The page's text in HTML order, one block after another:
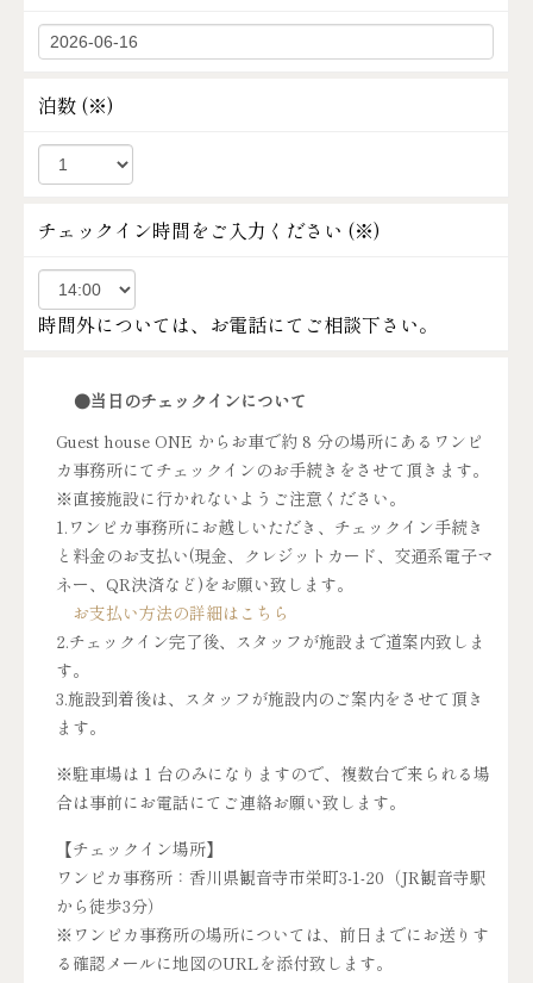
泊数 (※)
チェックイン時間をご入力ください (※)
時間外については、お電話にてご相談下さい。
●当日のチェックインについて
Guest house ONE からお車で約 8 分の場所にあるワンピ
カ事務所にてチェックインのお手続きをさせて頂きます。
※直接施設に行かれないようご注意ください。
1.ワンピカ事務所にお越しいただき、チェックイン手続き
と料金のお支払い(現金、クレジットカード、交通系電子マ
ネー、QR決済など)をお願い致します。
お支払い方法の詳細はこちら
2.チェックイン完了後、スタッフが施設まで道案内致しま
す。
3.施設到着後は、スタッフが施設内のご案内をさせて頂き
ます。
※駐車場は 1 台のみになりますので、複数台で来られる場
合は事前にお電話にてご連絡お願い致します。
【チェックイン場所】
ワンピカ事務所：香川県観音寺市栄町3-1-20（JR観音寺駅
から徒歩3分）
※ワンピカ事務所の場所については、前日までにお送りす
る確認メールに地図のURLを添付致します。